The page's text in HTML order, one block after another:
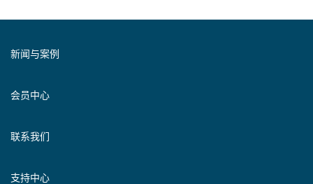
新闻与案例
会员中心
联系我们
支持中心